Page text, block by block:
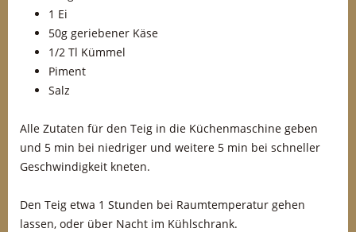
1 Ei
50g geriebener Käse
1/2 Tl Kümmel
Piment
Salz
Alle Zutaten für den Teig in die Küchenmaschine geben
und 5 min bei niedriger und weitere 5 min bei schneller
Geschwindigkeit kneten.
Den Teig etwa 1 Stunden bei Raumtemperatur gehen
lassen, oder über Nacht im Kühlschrank.